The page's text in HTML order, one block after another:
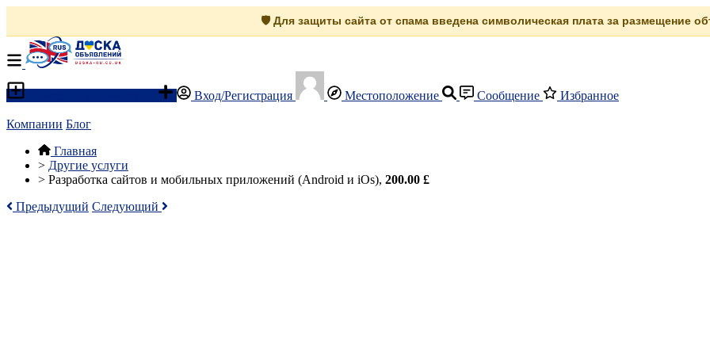
🛡️ Для защиты сайта от спама введена символическая плата за размещение
Вход/Регистрация Местоположение Сообщение Избранное
Компании Блог
Главная
> Другие услуги
> Разработка сайтов и мобильных приложений (Android и iOs), 200.00 £
Предыдущий Следующий